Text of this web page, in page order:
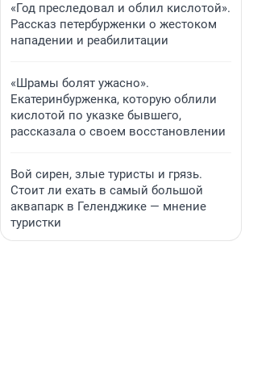
«Год преследовал и облил кислотой».
Рассказ петербурженки о жестоком
нападении и реабилитации
«Шрамы болят ужасно».
Екатеринбурженка, которую облили
кислотой по указке бывшего,
рассказала о своем восстановлении
Вой сирен, злые туристы и грязь.
Стоит ли ехать в самый большой
аквапарк в Геленджике — мнение
туристки